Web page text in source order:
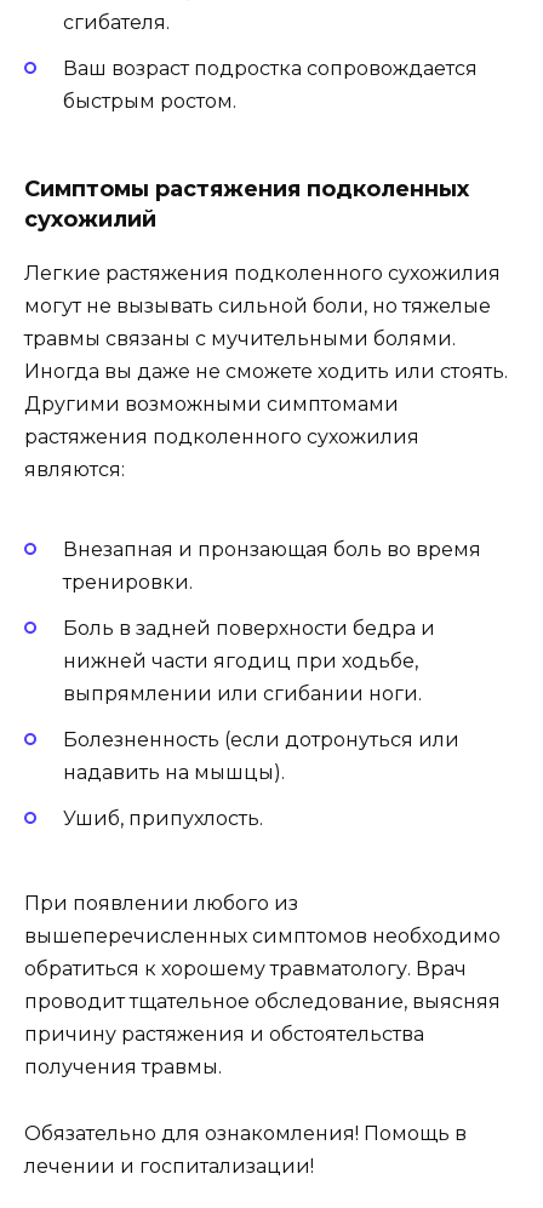
сгибателя.
Ваш возраст подростка сопровождается
быстрым ростом.
Симптомы растяжения подколенных
сухожилий
Легкие растяжения подколенного сухожилия
могут не вызывать сильной боли, но тяжелые
травмы связаны с мучительными болями.
Иногда вы даже не сможете ходить или стоять.
Другими возможными симптомами
растяжения подколенного сухожилия
являются:
Внезапная и пронзающая боль во время
тренировки.
Боль в задней поверхности бедра и
нижней части ягодиц при ходьбе,
выпрямлении или сгибании ноги.
Болезненность (если дотронуться или
надавить на мышцы).
Ушиб, припухлость.
При появлении любого из
вышеперечисленных симптомов необходимо
обратиться к хорошему травматологу. Врач
проводит тщательное обследование, выясняя
причину растяжения и обстоятельства
получения травмы.
Обязательно для ознакомления! Помощь в
лечении и госпитализации!